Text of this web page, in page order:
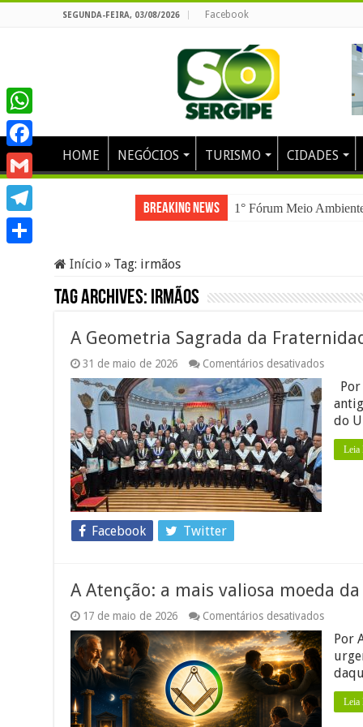
SEGUNDA-FEIRA, 03/08/2026 Facebook
HOME NEGÓCIOS TURISMO CIDADES
Breaking News 1° Fórum Meio
Início » Tag: irmãos
Tag Archives: irmãos
A Geometria Sagrada da
31 de maio de 2026 Comentários desativadosem
missão
do
Leia
Facebook Twitter
A Atenção: a mais valiosa moeda
17 de maio de 2026 Comentários desativadosem
mais
valiosa
moeda
Por
Leia
WhatsApp
Facebook
Gmail
Telegram